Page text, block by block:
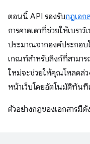
ตอนนี้ API รองรับกฎเอก
การคาดเดาที่ช่วยให้เบรา
ประมาณจากองค์ประกอบ
เกณฑ์สำหรับลิงก์ที่สามาร
ใหม่จะช่วยให้คุณโหลดล่
หน้าเว็บโดยอัตโนมัติทันที
ตัวอย่างกฎของเอกสารมีดั